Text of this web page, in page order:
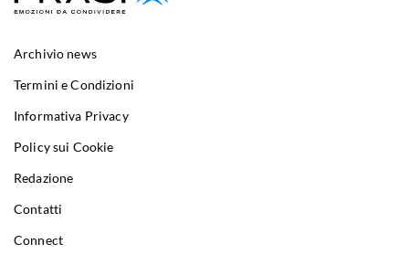
Archivio news
Termini e Condizioni
Informativa Privacy
Policy sui Cookie
Redazione
Contatti
Connect